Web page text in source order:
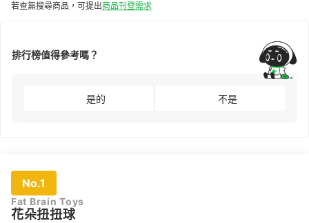
若查無搜尋商品，可提出商品刊登需求
排行榜值得參考嗎？
是的 不是
No.1
Fat Brain Toys
花朵扭扭球